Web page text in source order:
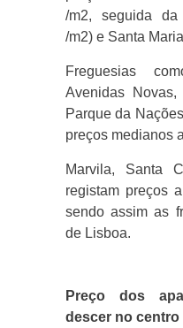
/m2, seguida
/m2) e Santa
Freguesias
Avenidas
Parque da
preços medianos
Marvila, Santa
registam preços
sendo assim as
de Lisboa.
Preço dos
descer no centro